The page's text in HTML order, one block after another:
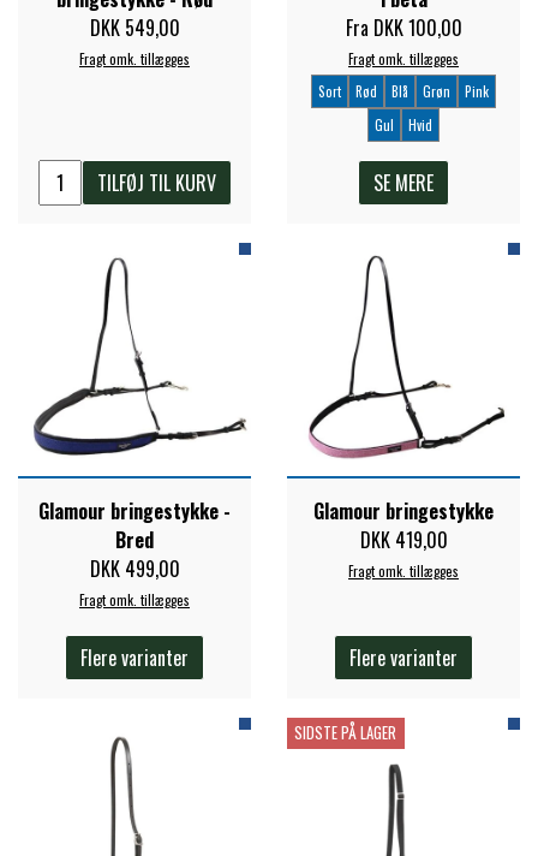
QHP -BRANDS OF Q
DKK 549,00
Fragt omk. tillægges
TILFØJ TIL KURV
Fra DKK 100,00
Fragt omk. tillægges
Sort
Rød Blå Grøn
Pink
Gul
Hvid
SE MERE
Glamour bringestykke -
Bred
DKK 499,00
Fragt omk. tillægges
Flere varianter
Glamour bringestykke
DKK 419,00
Fragt omk. tillægges
Flere varianter
SIDSTE PÅ LAGER